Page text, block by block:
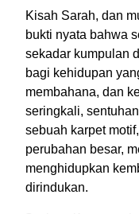
Kisah Sarah, dan
bukti nyata bahwa
sekadar kumpulan
bagi kehidupan
membahana, dan
seringkali,
sebuah karpet
perubahan besar,
menghidupkan
dirindukan.